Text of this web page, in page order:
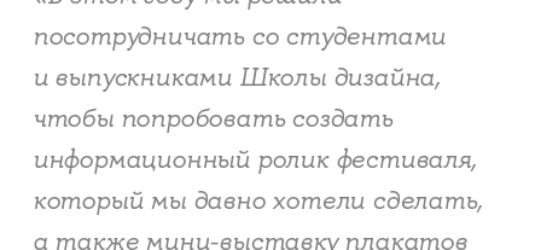
посотрудничать со студентами
и выпускниками Школы дизайна,
чтобы попробовать создать
информационный ролик фестиваля,
который мы давно хотели сделать,
а также мини-выставку плакатов